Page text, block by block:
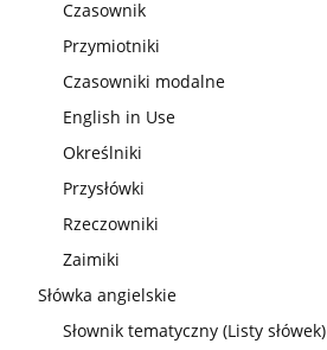
Czasownik
Przymiotniki
Czasowniki modalne
English in Use
Określniki
Przysłówki
Rzeczowniki
Zaimiki
Słówka angielskie
Słownik tematyczny (Listy słówek)